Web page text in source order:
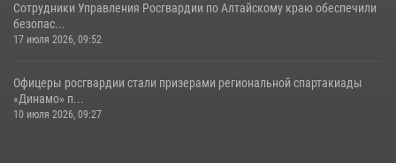
Сотрудники Управления Росгвардии по Алтайскому краю обеспечили
безопас...
17 июля 2026, 09:52
Офицеры росгвардии стали призерами региональной спартакиады
«Динамо» п...
10 июля 2026, 09:27